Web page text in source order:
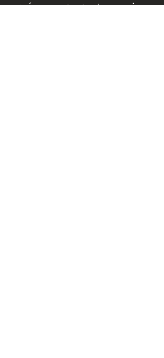
aquí para agregar tu propio